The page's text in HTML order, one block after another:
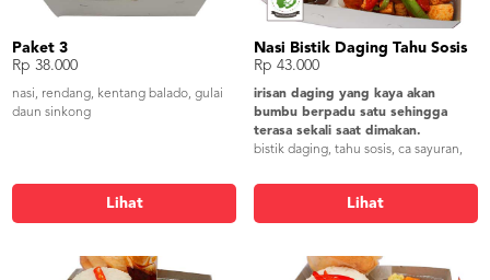
Paket 3
Rp 38.000
nasi, rendang, kentang balado, gulai
daun sinkong
Lihat
Nasi Bistik Daging Tahu Sosis
Rp 43.000
irisan daging yang kaya akan
bumbu berpadu satu sehingga
terasa sekali saat dimakan.
bistik daging, tahu sosis, ca sayuran,
sambel, krupuk udang
Lihat